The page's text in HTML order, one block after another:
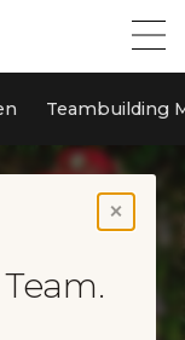
Teambuilding
×